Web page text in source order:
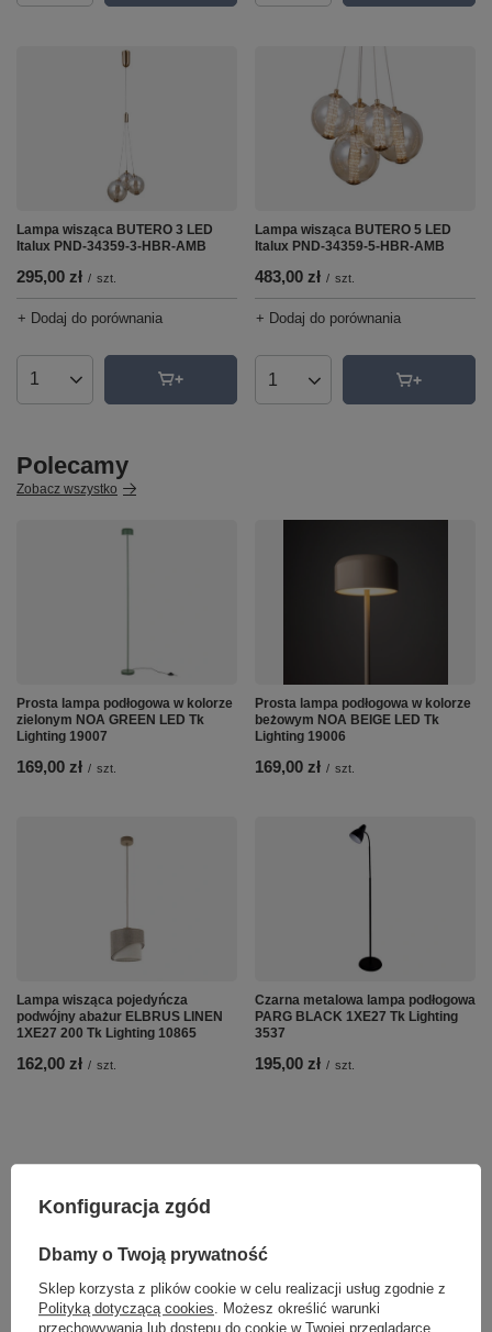
Lampa wisząca BUTERO 3 LED
Italux PND-34359-3-HBR-AMB
295,00 zł / szt.
+ Dodaj do porównania
Ilość produktów
Lampa wisząca BUTERO 5 LED
Italux PND-34359-5-HBR-AMB
483,00 zł / szt.
+ Dodaj do porównania
Ilość produktów
Polecamy
Zobacz wszystko
Prosta lampa podłogowa w kolorze
zielonym NOA GREEN LED Tk
Lighting 19007
169,00 zł / szt.
Prosta lampa podłogowa w kolorze
beżowym NOA BEIGE LED Tk
Lighting 19006
169,00 zł / szt.
Lampa wisząca pojedyńcza
podwójny abażur ELBRUS LINEN
1XE27 200 Tk Lighting 10865
162,00 zł / szt.
Czarna metalowa lampa podłogowa
PARG BLACK 1XE27 Tk Lighting
3537
195,00 zł / szt.
Konfiguracja zgód
Dbamy o Twoją prywatność
Sklep korzysta z plików cookie w celu realizacji usług zgodnie z
Polityką dotyczącą cookies. Możesz określić warunki
przechowywania lub dostępu do cookie w Twojej przeglądarce.